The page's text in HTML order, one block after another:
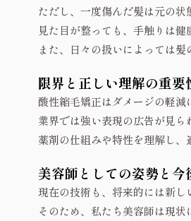
ただし、一度傷んだ髪は元の状
見た目が整っても、手触りは健
また、日々の扱いによっては髪
限界と正しい理解の重要
酸性縮毛矯正はダメージの軽減
業界では強い表現の広告が見ら
薬剤の仕組みや特性を理解し、
美容師としての姿勢と今
現在の技術も、将来的には新し
そのため、私たち美容師は現状